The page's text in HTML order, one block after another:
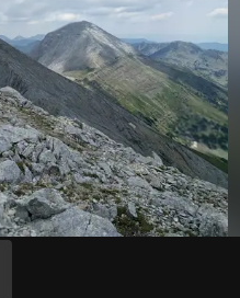
и Бански
на Пирин